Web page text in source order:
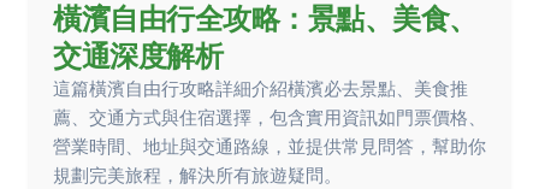
橫濱自由行全攻略：景點、美食、
交通深度解析
這篇橫濱自由行攻略詳細介紹橫濱必去景點、美食推
薦、交通方式與住宿選擇，包含實用資訊如門票價格、
營業時間、地址與交通路線，並提供常見問答，幫助你
規劃完美旅程，解決所有旅遊疑問。